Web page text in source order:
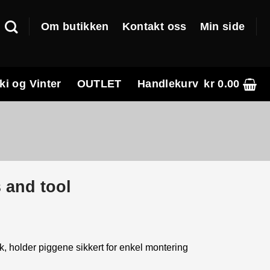
Om butikken Kontakt oss Min side
og Vinter OUTLET Handlekurv kr0.00
and tool
holder piggene sikkert for enkel montering